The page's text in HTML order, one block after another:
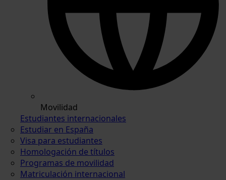
Movilidad
Estudiantes internacionales
Estudiar en España
Visa para estudiantes
Homologación de títulos
Programas de movilidad
Matriculación internacional